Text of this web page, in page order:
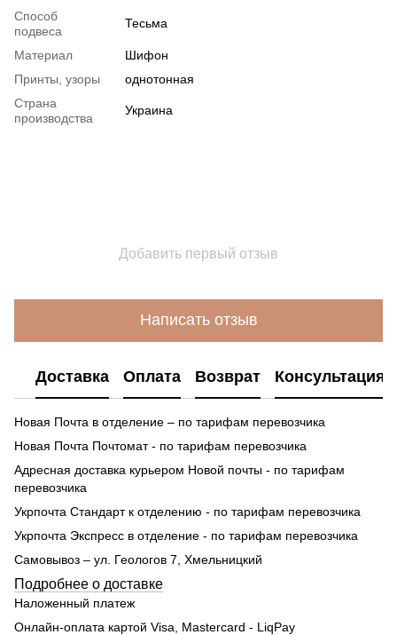
Способ
подвеса
Тесьма
Материал
Шифон
Принты, узоры
однотонная
Страна
производства
Украина
Добавить первый отзыв
Написать отзыв
Доставка Оплата Возврат Консультация
Новая Почта в отделение – по тарифам перевозчика
Новая Почта Почтомат - по тарифам перевозчика
Адресная доставка курьером Новой почты - по тарифам
перевозчика
Укрпочта Стандарт к отделению - по тарифам перевозчика
Укрпочта Экспресс в отделение - по тарифам перевозчика
Самовывоз – ул. Геологов 7, Хмельницкий
Подробнее о доставке
Наложенный платеж
Онлайн-оплата картой Visa, Mastercard - LiqPay